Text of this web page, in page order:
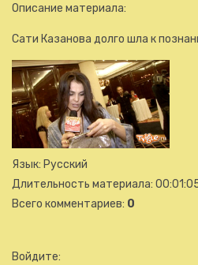
Описание материала:
Сати Казанова долго шла к
Язык: Русский
Длительность материала:
Всего комментариев: 0
Войдите: